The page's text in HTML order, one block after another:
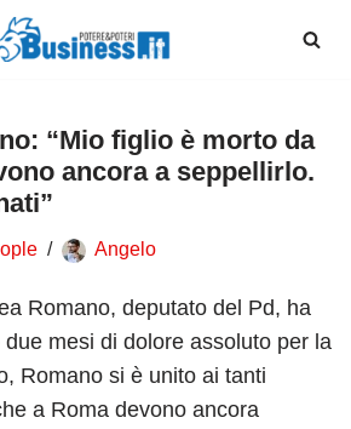
“Mio figlio è morto da
ancora a seppellirlo.
Angelo
Romano, deputato del Pd, ha
mesi di dolore assoluto per la
Romano si è unito ai tanti
a Roma devono ancora